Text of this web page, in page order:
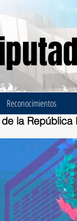
Reconocimientos
la